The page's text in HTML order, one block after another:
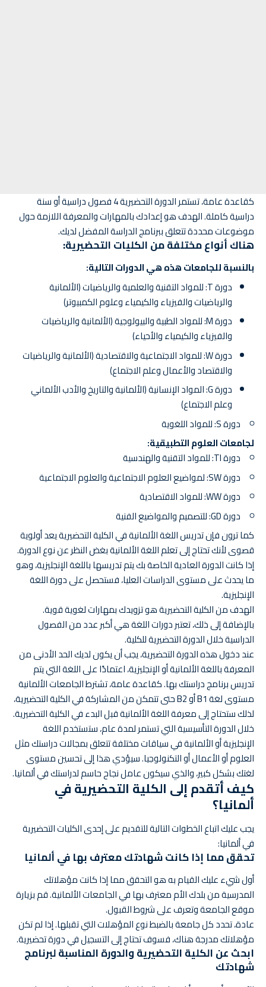
كقاعدة عامة، تستمر الدورة التحضيرية 4 فصول دراسية أو سنة
دراسية كاملة. الهدف هو إعدادك بالمهارات والمعرفة اللازمة حول
موضوعات محددة تتعلق ببرنامج الدراسة المفضل لديك.
هناك أنواع مختلفة من الكليات التحضيرية:
بالنسبة للجامعات هذه هي الدورات التالية:
دورة T: للمواد التقنية والعلمية والرياضيات (الألمانية
والرياضيات والفيزياء والكيمياء وعلوم الكمبيوتر)
دورة M: للمواد الطبية والبيولوجية (الألمانية والرياضيات
والفيزياء والكيمياء والأحياء)
دورة W: للمواد الاجتماعية والاقتصادية (الألمانية والرياضيات
والاقتصاد والأعمال وعلم الاجتماع)
دورة G: المواد الإنسانية (الألمانية والتاريخ والأدب الألماني
وعلم الاجتماع)
دورة S: للمواد اللغوية
لجامعات العلوم التطبيقية:
دورة TI: للمواد التقنية والهندسية
دورة SW: لمواضيع العلوم الاجتماعية والعلوم الاجتماعية
دورة WW: للمواد الاقتصادية
دورة GD: للتصميم والمواضيع الفنية
كما ترون فإن تدريس اللغة الألمانية في الكلية التحضيرية يعد أولوية
قصوى لأنك تحتاج إلى تعلم اللغة الألمانية بغض النظر عن نوع الدورة.
إذا كانت الدورة العادية الخاصة بك يتم تدريسها باللغة الإنجليزية، وهو
ما يحدث على مستوى الدراسات العليا، فستحصل على دورة اللغة
الإنجليزية.
الهدف من الكلية التحضيرية هو تزويدك بمهارات لغوية قوية.
بالإضافة إلى ذلك، تعتبر دورات اللغة هي أكبر عدد من الفصول
الدراسية خلال الدورة التحضيرية للكلية.
عند دخول هذه الدورة التحضيرية، يجب أن يكون لديك الحد الأدنى من
المعرفة باللغة الألمانية أو الإنجليزية، اعتمادًا على اللغة التي يتم
تدريس برنامج دراستك بها. كقاعدة عامة، تشترط الجامعات الألمانية
مستوى لغة B1 أو B2 حتى تتمكن من المشاركة في الكلية التحضيرية،
لذلك ستحتاج إلى معرفة اللغة الألمانية قبل البدء في الكلية التحضيرية.
خلال الدورة التأسيسية التي تستمر لمدة عام، ستستخدم اللغة
الإنجليزية أو الألمانية في سياقات مختلفة تتعلق بمجالات دراستك مثل
العلوم أو الأعمال أو التكنولوجيا. سيؤدي هذا إلى تحسين مستوى
لغتك بشكل كبير، والذي سيكون عامل نجاح حاسم لدراستك في ألمانيا.
كيف أتقدم إلى الكلية التحضيرية في
ألمانيا؟
يجب عليك اتباع الخطوات التالية للتقديم على إحدى الكليات التحضيرية
في ألمانيا:
تحقق مما إذا كانت شهادتك معترف بها في ألمانيا
أول شيء عليك القيام به هو التحقق مما إذا كانت مؤهلاتك
المدرسية من بلدك الأم معترف بها في الجامعات الألمانية. قم بزيارة
موقع الجامعة وتعرف على شروط القبول.
عادة، تحدد كل جامعة بالضبط نوع المؤهلات التي تقبلها. إذا لم تكن
مؤهلاتك مدرجة هناك، فسوف تحتاج إلى التسجيل في دورة تحضيرية.
ابحث عن الكلية التحضيرية والدورة المناسبة لبرنامج
شهادتك